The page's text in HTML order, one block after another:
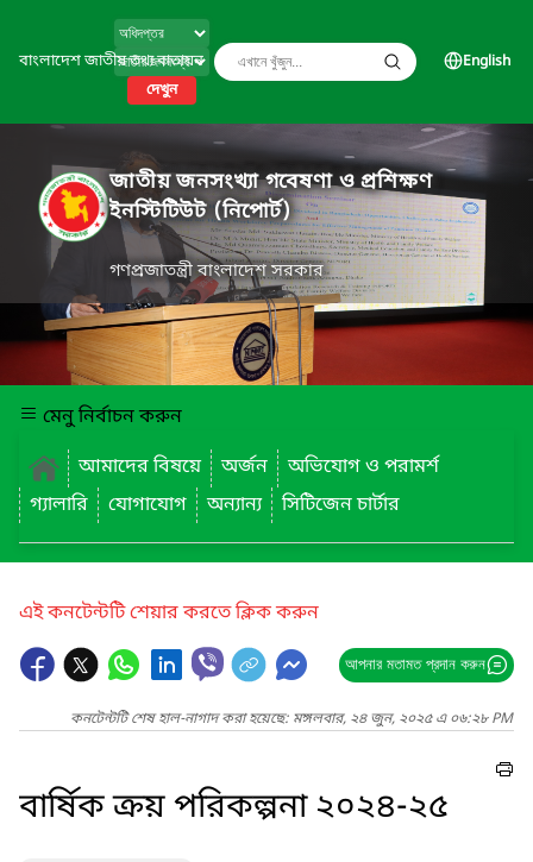
বাংলাদেশ জাতীয় তথ্য বাতায়ন
দেখুন
English
জাতীয় জনসংখ্যা গবেষণা ও প্রশিক্ষণ
ইনস্টিটিউট (নিপোর্ট)
গণপ্রজাতন্ত্রী বাংলাদেশ সরকার
মেনু নির্বাচন করুন
আমাদের বিষয়ে
অর্জন
অভিযোগ ও পরামর্শ
গ্যালারি
যোগাযোগ অন্যান্য সিটিজেন চার্টার
এই কনটেন্টটি শেয়ার করতে ক্লিক করুন
আপনার মতামত প্রদান করুন
কনটেন্টটি শেষ হাল-নাগাদ করা হয়েছে: মঙ্গলবার, ২৪ জুন, ২০২৫ এ ০৬:২৮ PM
বার্ষিক ক্রয় পরিকল্পনা ২০২৪-২৫